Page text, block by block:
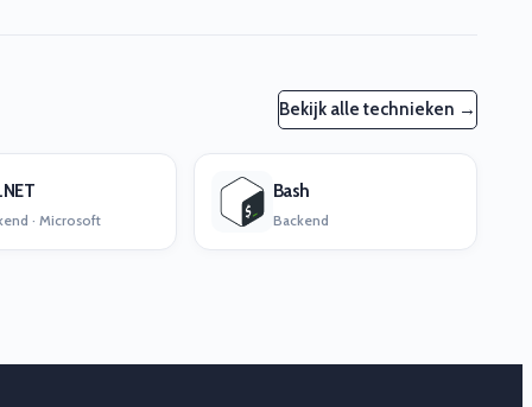
Bekijk alle technieken →
· Microsoft
Bash
Backend